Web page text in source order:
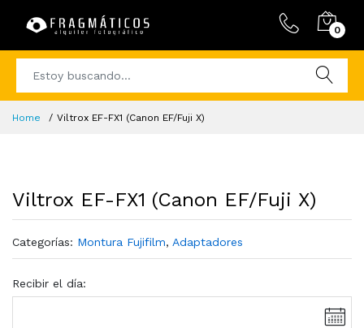
0
Home Viltrox EF-FX1 (Canon EF/Fuji X)
Viltrox EF-FX1 (Canon EF/Fuji X)
Categorías: Montura Fujifilm, Adaptadores
Recibir el día: